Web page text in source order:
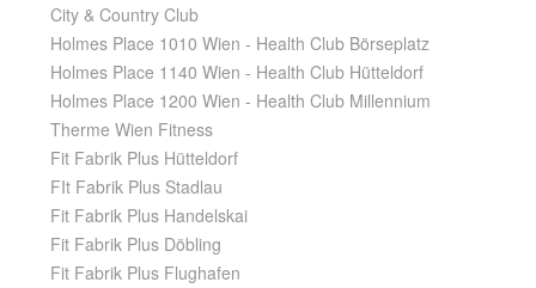
City & Country Club
Holmes Place 1010 Wien - Health Club Börseplatz
Holmes Place 1140 Wien - Health Club Hütteldorf
Holmes Place 1200 Wien - Health Club Millennium
Therme Wien Fitness
Fit Fabrik Plus Hütteldorf
FIt Fabrik Plus Stadlau
Fit Fabrik Plus Handelskai
Fit Fabrik Plus Döbling
Fit Fabrik Plus Flughafen